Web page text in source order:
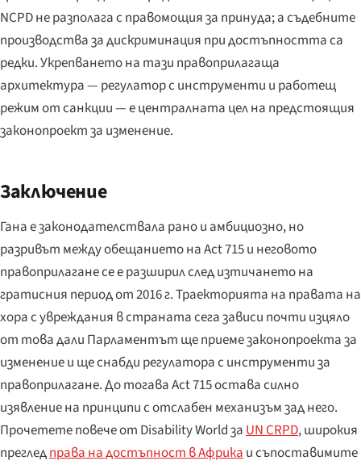
NCPD не разполага с правомощия за принуда; а съдебните
производства за дискриминация при достъпността са
редки. Укрепването на тази правоприлагаща
архитектура — регулатор с инструменти и работещ
режим от санкции — е централната цел на предстоящия
законопроект за изменение.
Заключение
Гана е законодателствала рано и амбициозно, но
разривът между обещанието на Act 715 и неговото
правоприлагане се е разширил след изтичането на
гратисния период от 2016 г. Траекторията на правата на
хора с увреждания в страната сега зависи почти изцяло
от това дали Парламентът ще приеме законопроекта за
изменение и ще снабди регулатора с инструменти за
правоприлагане. До тогава Act 715 остава силно
изявление на принципи с отслабен механизъм зад него.
Прочетете повече от Disability World заUN CRPD, широкия
прегледправа на достъпност в Африкаи съпоставимите